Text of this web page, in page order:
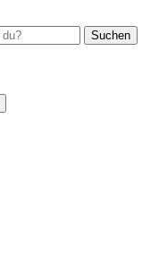
Suchen